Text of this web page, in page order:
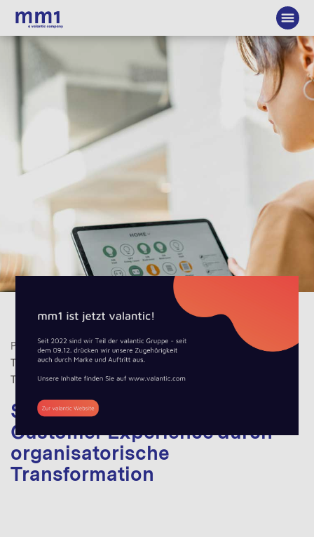
PROJEKTBEISPIELE DIGITAL INNOVATION
DIGITAL
TRANSFORMATION,INTERNET OF THINGS
TELECOMMUNICATIONS
Smart Home: Optimierung der
Customer Experience durch
organisatorische
Transformation